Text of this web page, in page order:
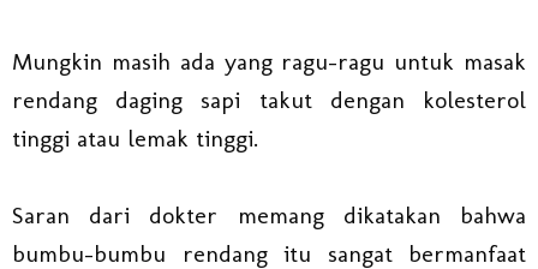
Mungkin masih ada yang ragu-ragu untuk masak
rendang daging sapi takut dengan kolesterol
tinggi atau lemak tinggi.
Saran dari dokter memang dikatakan bahwa
bumbu-bumbu rendang itu sangat bermanfaat